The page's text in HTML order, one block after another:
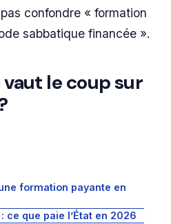
confondre « formation
sabbatique financée ».
le coup sur
formation payante en
ce que paie l’État en 2026